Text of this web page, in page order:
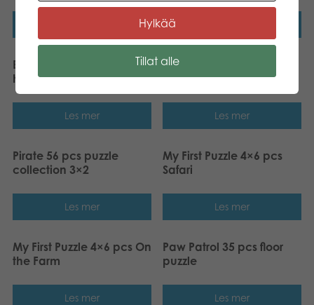
Babblarna Babblarnas
hverdagsrom 12 biter
Les mer
Vi lærer oss Følelser
Les mer
Pirate 56 pcs puzzle
collection 3×2
Les mer
My First Puzzle 4×6 pcs
Safari
Les mer
My First Puzzle 4×6 pcs On
the Farm
Les mer
Paw Patrol 35 pcs floor
puzzle
Les mer
Hylkää
Tillat alle